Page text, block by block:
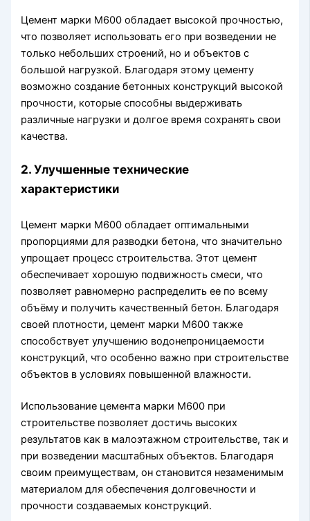
Цемент марки М600 обладает высокой прочностью,
что позволяет использовать его при возведении не
только небольших строений, но и объектов с
большой нагрузкой. Благодаря этому цементу
возможно создание бетонных конструкций высокой
прочности, которые способны выдерживать
различные нагрузки и долгое время сохранять свои
качества.
2. Улучшенные технические
характеристики
Цемент марки М600 обладает оптимальными
пропорциями для разводки бетона, что значительно
упрощает процесс строительства. Этот цемент
обеспечивает хорошую подвижность смеси, что
позволяет равномерно распределить ее по всему
объёму и получить качественный бетон. Благодаря
своей плотности, цемент марки М600 также
способствует улучшению водонепроницаемости
конструкций, что особенно важно при строительстве
объектов в условиях повышенной влажности.
Использование цемента марки М600 при
строительстве позволяет достичь высоких
результатов как в малоэтажном строительстве, так и
при возведении масштабных объектов. Благодаря
своим преимуществам, он становится незаменимым
материалом для обеспечения долговечности и
прочности создаваемых конструкций.